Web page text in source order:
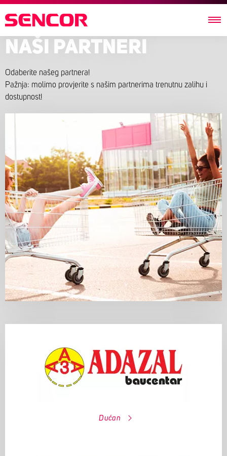
NAŠI PARTNERI
Odaberite našeg partnera!
Pažnja: molimo provjerite s našim partnerima trenutnu zalihu i
dostupnost!
Dućan